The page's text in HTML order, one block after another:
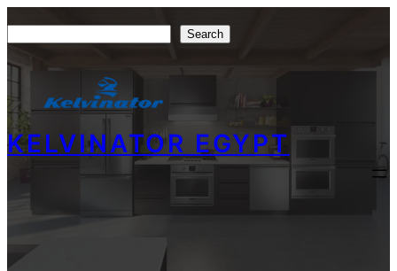
to
content
Search
KELVINATOR EGYPT